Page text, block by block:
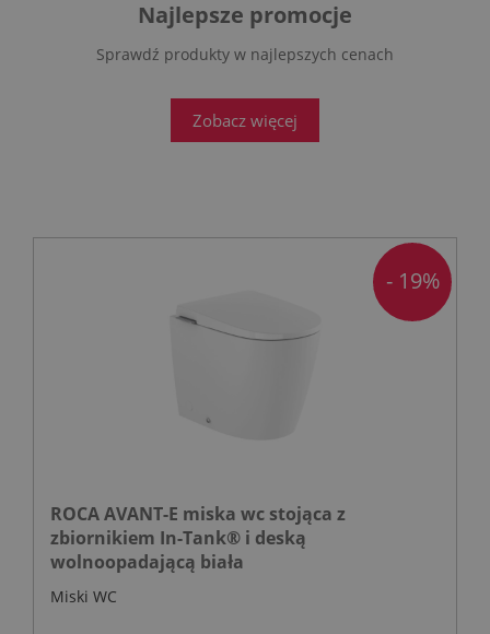
Najlepsze promocje
Sprawdź produkty w najlepszych cenach
Zobacz więcej
ROCA AVANT-E miska wc stojąca z
zbiornikiem In-Tank® i deską
wolnoopadającą biała
Miski WC
- 19%